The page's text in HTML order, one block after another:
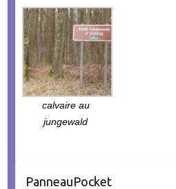
calvaire au
jungewald
PanneauPocket